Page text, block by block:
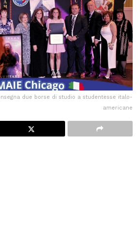
due borse di studio a studentesse italo-
americane